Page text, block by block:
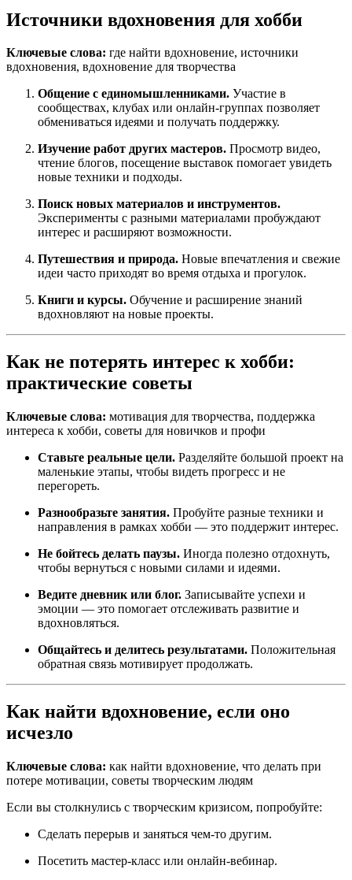
Источники вдохновения для хобби
Ключевые слова: где найти вдохновение, источники
вдохновения, вдохновение для творчества
Общение с единомышленниками. Участие в
сообществах, клубах или онлайн-группах позволяет
обмениваться идеями и получать поддержку.
Изучение работ других мастеров. Просмотр видео,
чтение блогов, посещение выставок помогает увидеть
новые техники и подходы.
Поиск новых материалов и инструментов.
Эксперименты с разными материалами пробуждают
интерес и расширяют возможности.
Путешествия и природа. Новые впечатления и свежие
идеи часто приходят во время отдыха и прогулок.
Книги и курсы. Обучение и расширение знаний
вдохновляют на новые проекты.
Как не потерять интерес к хобби:
практические советы
Ключевые слова: мотивация для творчества, поддержка
интереса к хобби, советы для новичков и профи
Ставьте реальные цели. Разделяйте большой проект на
маленькие этапы, чтобы видеть прогресс и не
перегореть.
Разнообразьте занятия. Пробуйте разные техники и
направления в рамках хобби — это поддержит интерес.
Не бойтесь делать паузы. Иногда полезно отдохнуть,
чтобы вернуться с новыми силами и идеями.
Ведите дневник или блог. Записывайте успехи и
эмоции — это помогает отслеживать развитие и
вдохновляться.
Общайтесь и делитесь результатами. Положительная
обратная связь мотивирует продолжать.
Как найти вдохновение, если оно
исчезло
Ключевые слова: как найти вдохновение, что делать при
потере мотивации, советы творческим людям
Если вы столкнулись с творческим кризисом, попробуйте:
Сделать перерыв и заняться чем-то другим.
Посетить мастер-класс или онлайн-вебинар.